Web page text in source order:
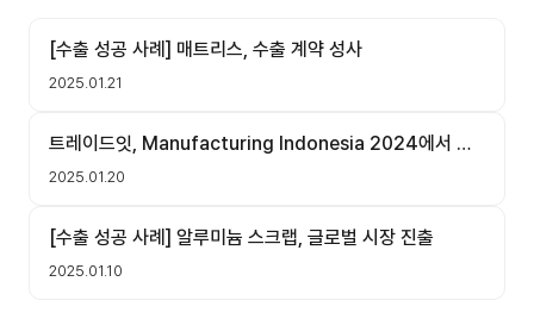
[수출 성공 사례] 매트리스, 수출 계약 성사
2025.01.21
트레이드잇, Manufacturing Indonesia 2024에서 국
내 기업의 현지 업체 미팅 주선 성료!
2025.01.20
[수출 성공 사례] 알루미늄 스크랩, 글로벌 시장 진출
2025.01.10